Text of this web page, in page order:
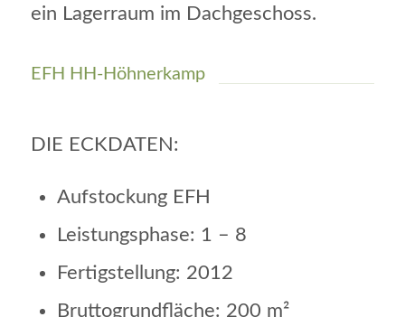
ein Lagerraum im Dachgeschoss.
EFH HH-Höhnerkamp
DIE ECKDATEN:
Aufstockung EFH
Leistungsphase: 1 – 8
Fertigstellung: 2012
Bruttogrundfläche: 200 m²